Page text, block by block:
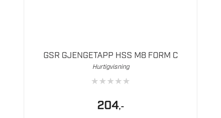
GSR GJENGETAPP HSS M8 FORM C
Hurtigvisning
★★★★★
204,-